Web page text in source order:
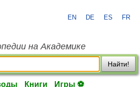
EN DE ES FR
на Академике
Найти!
Книги Игры ⚽